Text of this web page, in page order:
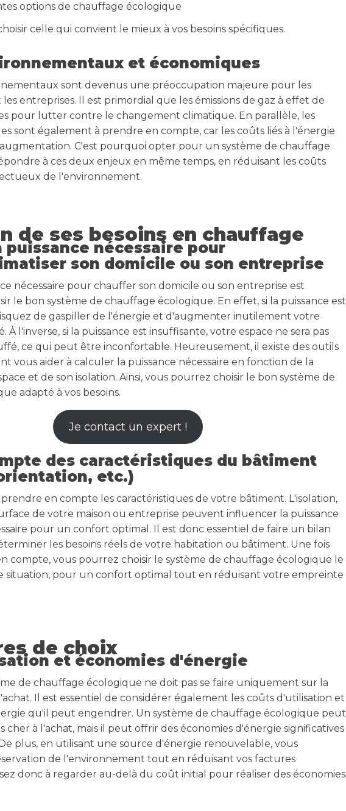
options de chauffage écologique
celle qui convient le mieux à vos besoins spécifiques.
et économiques
sont devenus une préoccupation majeure pour les
entreprises. Il est primordial que les émissions de gaz à effet de
pour lutter contre le changement climatique. En parallèle, les
sont également à prendre en compte, car les coûts liés à l'énergie
C'est pourquoi opter pour un système de chauffage
à ces deux enjeux en même temps, en réduisant les coûts
de l'environnement.
de ses besoins en chauffage
puissance nécessaire pour
son domicile ou son entreprise
nécessaire pour chauffer son domicile ou son entreprise est
le bon système de chauffage écologique. En effet, si la puissance est
de gaspiller de l'énergie et d'augmenter inutilement votre
l'inverse, si la puissance est insuffisante, votre espace ne sera pas
ce qui peut être inconfortable. Heureusement, il existe des outils
vous aider à calculer la puissance nécessaire en fonction de la
et de son isolation. Ainsi, vous pourrez choisir le bon système de
adapté à vos besoins.
Je contact un expert !
des caractéristiques du bâtiment
etc.)
en compte les caractéristiques de votre bâtiment. L'isolation,
de votre maison ou entreprise peuvent influencer la puissance
pour un confort optimal. Il est donc essentiel de faire un bilan
les besoins réels de votre habitation ou bâtiment. Une fois
compte, vous pourrez choisir le système de chauffage écologique le
situation, pour un confort optimal tout en réduisant votre empreinte
de choix
et économies d'énergie
de chauffage écologique ne doit pas se faire uniquement sur la
Il est essentiel de considérer également les coûts d'utilisation et
qu'il peut engendrer. Un système de chauffage écologique peut
à l'achat, mais il peut offrir des économies d'énergie significatives
plus, en utilisant une source d'énergie renouvelable, vous
de l'environnement tout en réduisant vos factures
donc à regarder au-delà du coût initial pour réaliser des économies